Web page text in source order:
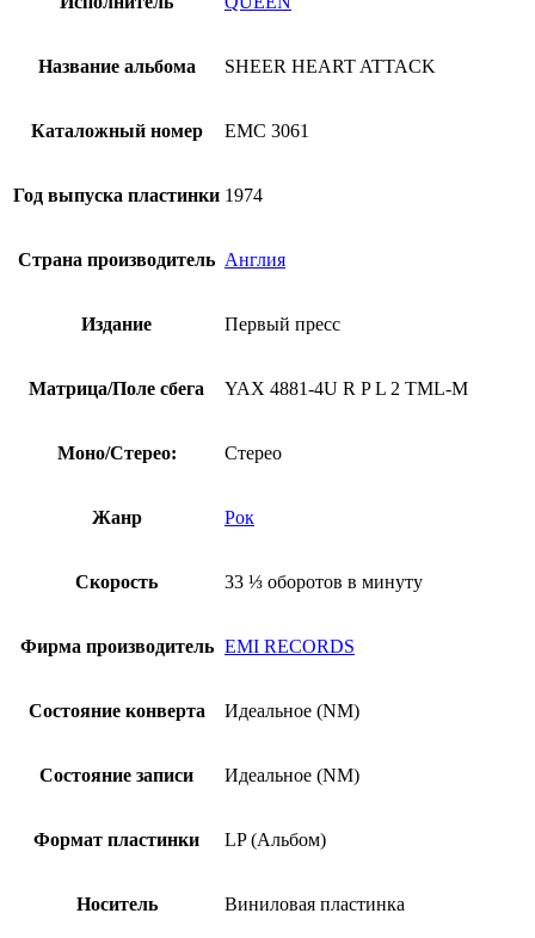
Attack
(Оригинальное
Великобритания,
1974,
Название альбома SHEER HEART ATTACK
Каталожный номер EMC 3061
Год выпуска пластинки 1974
Страна производитель Англия
Издание Первый пресс
Матрица/Поле сбега YAX 4881-4U R P L 2 TML-M
Моно/Стерео: Стерео
Жанр Рок
Скорость 33 ⅓ оборотов в минуту
Фирма производитель EMI RECORDS
Состояние конверта Идеальное (NM)
Состояние записи Идеальное (NM)
Формат пластинки LP (Альбом)
Носитель Виниловая пластинка